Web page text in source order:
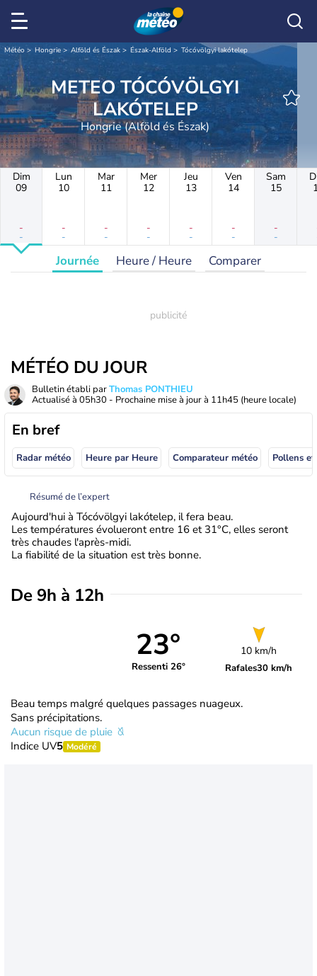
Météo Hongrie Alföld és Észak Észak-Alföld Tócóvölgyi lakótelep
METEO TÓCÓVÖLGYI
LAKÓTELEP
Hongrie (Alföld és Észak)
Dim
09
-
-
Lun
10
-
-
Mar
11
-
-
Mer
12
-
-
Jeu
13
-
-
Ven
14
-
-
Sam
15
-
-
Journée Heure / Heure Comparer
MÉTÉO DU JOUR
Bulletin établi parThomas PONTHIEU
Actualisé à 05h30 - Prochaine mise à jour à 11h45 (heure locale)
En bref
Radar météo Heure par Heure Comparateur météo Pollens
Résumé de l’expert
Aujourd'hui à Tócóvölgyi lakótelep, il fera beau.
Les températures évolueront entre 16 et 31°C, elles seront
très chaudes l'après-midi.
La fiabilité de la situation est très bonne.
De 9h à 12h
23°
Ressenti 26°
10 km/h
Rafales30 km/h
Beau temps malgré quelques passages nuageux.
Sans précipitations.
Aucun risque de pluie
Indice UV5 Modéré